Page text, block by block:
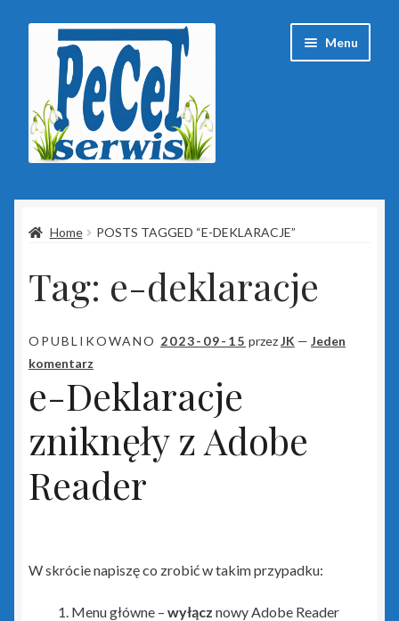
Przejdź
nawigacji
Przejdź
treści
Menu
Baza wiedzy
Client Portal
Insert
Insert GT
Biuro GT
Gestor GT
Gratyfikant GT
Home POSTS TAGGED “E-DEKLARACJE”
Tag: e-deklaracje
OPUBLIKOWANO 2023-09-15 przezJK — Jeden
komentarz
e-Deklaracje
zniknęły z Adobe
Reader
W skrócie napiszę co zrobić w takim przypadku:
Menu główne – wyłącz nowy Adobe Reader